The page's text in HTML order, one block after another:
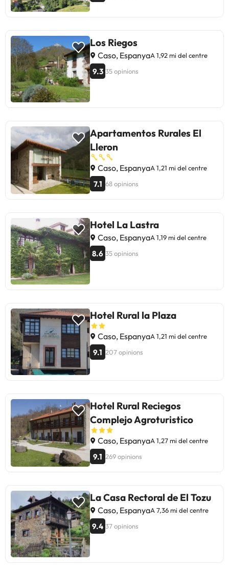
Los Riegos
Caso, EspanyaA 1,92 mi del centre
9.3 35 opinions
Apartamentos Rurales El
Lleron
Caso, EspanyaA 1,21 mi del centre
7.1 68 opinions
Hotel La Lastra
Caso, EspanyaA 1,19 mi del centre
8.6 35 opinions
Hotel Rural la Plaza
Caso, EspanyaA 1,21 mi del centre
9.1 207 opinions
Hotel Rural Reciegos
Complejo Agroturistico
Caso, EspanyaA 1,27 mi del centre
9.1 269 opinions
La Casa Rectoral de El Tozu
Caso, EspanyaA 7,36 mi del centre
9.4 37 opinions